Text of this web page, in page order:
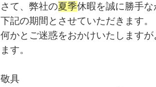
さて、弊社の夏季休暇を誠に勝手な
下記の期間とさせていただきます。
何かとご迷惑をおかけいたします
ます。
敬具